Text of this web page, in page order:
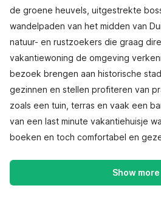
de groene heuvels, uitgestrekte
wandelpaden van het midden van
natuur- en rustzoekers die graag
vakantiewoning de omgeving
bezoek brengen aan historische
gezinnen en stellen profiteren van
zoals een tuin, terras en vaak een
van een last minute vakantiehuisje
boeken en toch comfortabel en
Show more